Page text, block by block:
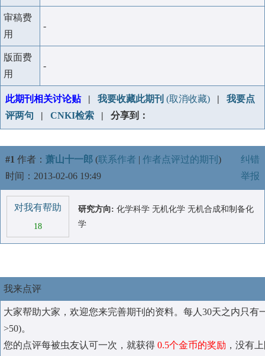
审稿费
用
-
版面费
用
-
此期刊相关讨论贴| 我要收藏此期刊 (取消收藏) | 我要点
评两句 | CNKI检索 | 分享到：
#1 作者： 萧山十一郎 (联系作者 | 作者点评过的期刊 )
时间：2013-02-06 19:49
纠错
举报
对我有帮助
18
研究方向: 化学科学 无机化学 无机合成和制备化
学
我来点评
大家帮助大家，欢迎您来完善期刊的资料。每人30天之内只有
>50)。
您的点评每被虫友认可一次，就获得 0.5个金币的奖励 ，没有